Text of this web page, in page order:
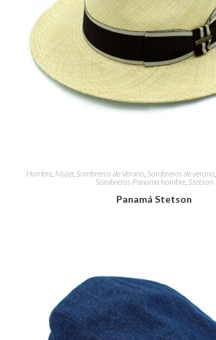
Hombre, Mujer, Sombreros de Verano, Sombreros de verano,
Sombreros Panamá hombre, Stetson
Panamá Stetson